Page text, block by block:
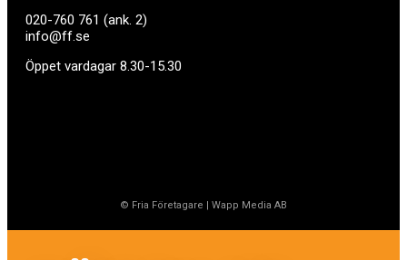
020-760 761 (ank. 2)
info@ff.se
Öppet vardagar 8.30-15.30
© Fria Företagare Wapp Media AB